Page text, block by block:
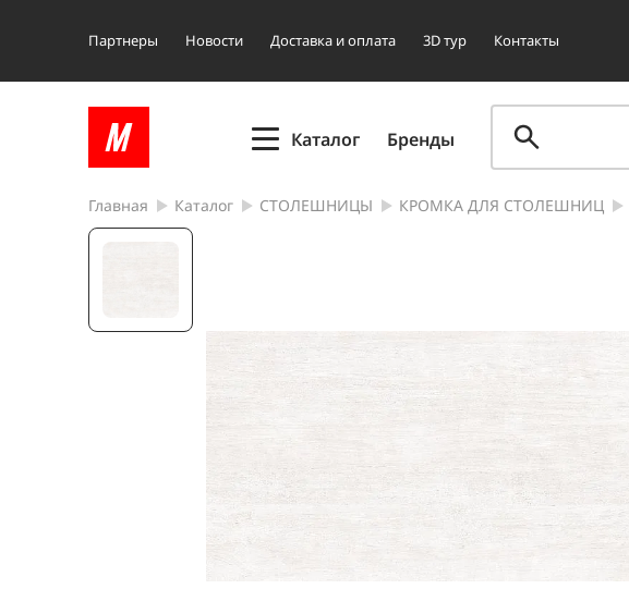
Партнеры Новости Доставка и оплата 3D тур Контакты
Каталог Бренды
Главная Каталог СТОЛЕШНИЦЫ КРОМКА ДЛЯ СТОЛЕШНИЦ